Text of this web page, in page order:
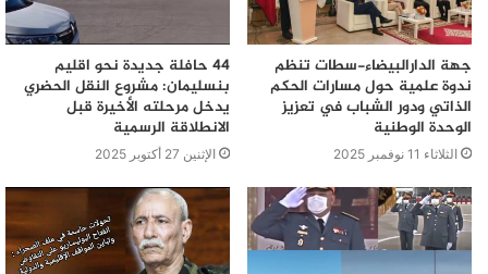
جهة الدارالبيضاء-سطات تنظم
ندوة علمية حول مسارات الحكم
الذاتي ودور الشباب في تعزيز
الوحدة الوطنية
الثلاثاء 11 نوفمبر 2025
44 حافلة جديدة نحو اقليم
بنسليمان: مشروع النقل الحضري
يدخل مرحلته الأخيرة قبل
الانطلاقة الرسمية
الإثنين 27 أكتوبر 2025